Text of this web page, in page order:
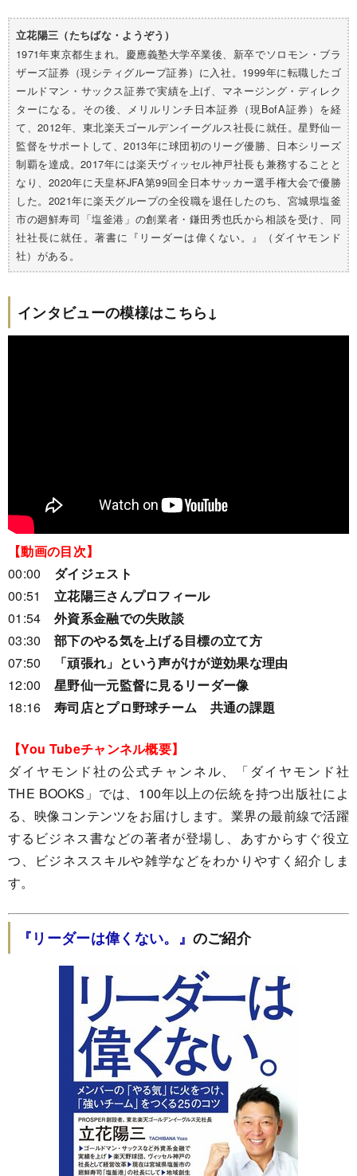
立花陽三（たちばな・ようぞう）
1971年東京都生まれ。慶應義塾大学卒業後、新卒でソロモン・ブラ
ザーズ証券（現シティグループ証券）に入社。1999年に転職したゴ
ールドマン・サックス証券で実績を上げ、マネージング・ディレク
ターになる。その後、メリルリンチ日本証券（現BofA証券）を経
て、2012年、東北楽天ゴールデンイーグルス社長に就任。星野仙一
監督をサポートして、2013年に球団初のリーグ優勝、日本シリーズ
制覇を達成。2017年には楽天ヴィッセル神戸社長も兼務することと
なり、2020年に天皇杯JFA第99回全日本サッカー選手権大会で優勝
した。2021年に楽天グループの全役職を退任したのち、宮城県塩釜
市の廻鮮寿司「塩釜港」の創業者・鎌田秀也氏から相談を受け、同
社社長に就任。著書に『リーダーは偉くない。』（ダイヤモンド
社）がある。
インタビューの模様はこちら↓
【動画の目次】
00:00 ダイジェスト
00:51 立花陽三さんプロフィール
01:54 外資系金融での失敗談
03:30 部下のやる気を上げる目標の立て方
07:50
「頑張れ」という声がけが逆効果な理由
12:00 星野仙一元監督に見るリーダー像
18:16 寿司店とプロ野球チーム 共通の課題
【You Tubeチャンネル概要】
ダイヤモンド社の公式チャンネル、「ダイヤモンド社
THE BOOKS」では、100年以上の伝統を持つ出版社によ
る、映像コンテンツをお届けします。業界の最前線で活躍
するビジネス書などの著者が登場し、あすからすぐ役立
つ、ビジネススキルや雑学などをわかりやすく紹介しま
す。
『リーダーは偉くない。』 のご紹介